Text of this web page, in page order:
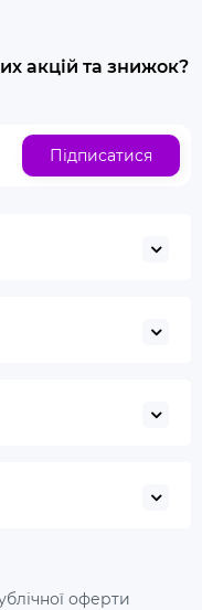
акцій та знижок?
Підписатися
оферти